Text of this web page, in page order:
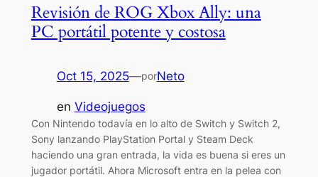
Revisión de ROG Xbox Ally: una
PC portátil potente y costosa
Oct 15, 2025—porNeto
en Videojuegos
Con Nintendo todavía en lo alto de Switch y Switch 2,
Sony lanzando PlayStation Portal y Steam Deck
haciendo una gran entrada, la vida es buena si eres un
jugador portátil. Ahora Microsoft entra en la pelea con